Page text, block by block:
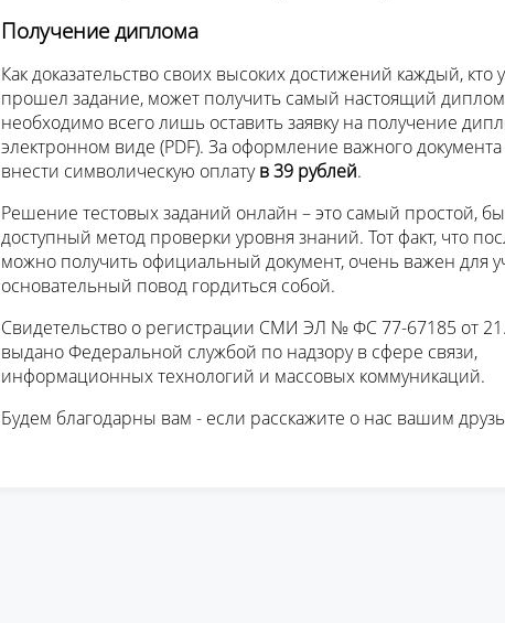
Получение диплома
Как доказательство своих высоких достижений каждый, кто
прошел задание, может получить самый настоящий
необходимо всего лишь оставить заявку на получение
электронном виде (PDF). За оформление важного
внести символическую оплатув 39 рублей.
Решение тестовых заданий онлайн – это самый простой,
доступный метод проверки уровня знаний. Тот факт, что
можно получить официальный документ, очень важен для
основательный повод гордиться собой.
Свидетельство о регистрации СМИ ЭЛ № ФС 77-67185 от
выдано Федеральной службой по надзору в сфере связи,
информационных технологий и массовых коммуникаций.
Будем благодарны вам - если расскажите о нас вашим